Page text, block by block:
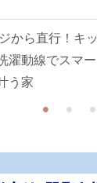
から直行！キッ
濯動線でスマー
う家